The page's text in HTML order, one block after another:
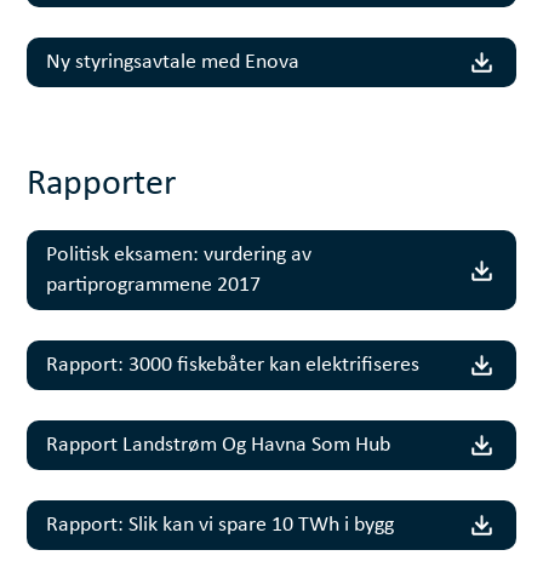
Ny styringsavtale med Enova
Rapporter
Politisk eksamen: vurdering av
partiprogrammene 2017
Rapport: 3000 fiskebåter kan elektrifiseres
Rapport Landstrøm Og Havna Som Hub
Rapport: Slik kan vi spare 10 TWh i bygg